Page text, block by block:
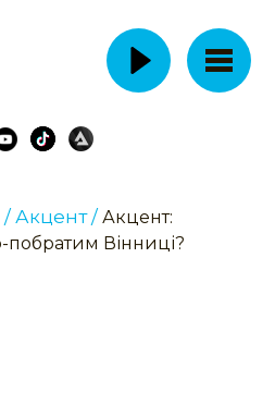
/Акцент / Акцент:
побратим Вінниці?